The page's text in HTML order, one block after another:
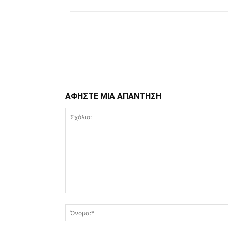
ΑΦΗΣΤΕ ΜΙΑ ΑΠΑΝΤΗΣΗ